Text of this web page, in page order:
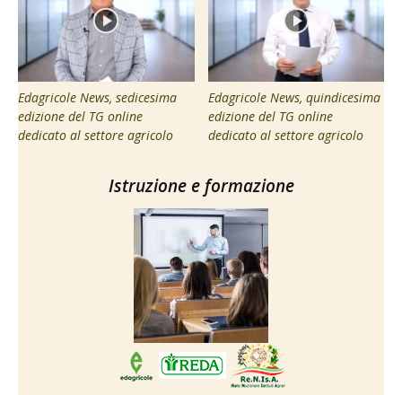
Edagricole News, sedicesima
edizione del TG online
dedicato al settore agricolo
Edagricole News, quindicesima
edizione del TG online
dedicato al settore agricolo
Istruzione e formazione